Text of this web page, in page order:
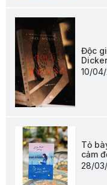
Độc
Dicker
10/
Tỏ
cảm
28/